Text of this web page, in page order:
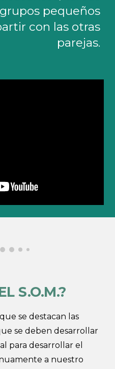
pequeños
con las otras
parejas.
S.O.M.?
se destacan las
se deben desarrollar
para desarrollar el
a nuestro